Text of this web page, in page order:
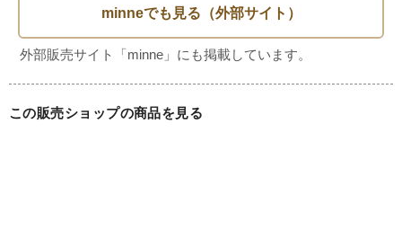
インテリアとして： 近年では、その美しさからキッチンイ
ンテリアのアクセントや、カトラリー立てに入れて飾るオブ
ジェとしても人気が高まっています。
この販売ショップの商品を見る